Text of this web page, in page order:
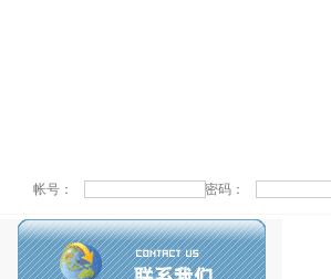
帐号： 密码：